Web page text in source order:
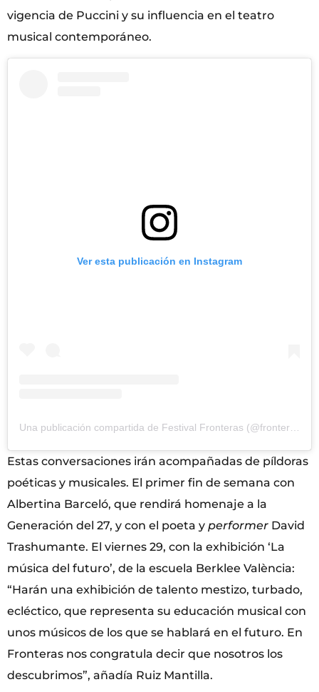
vigencia de Puccini y su influencia en el teatro
musical contemporáneo.
Ver esta publicación en Instagram
Una publicación compartida de Festival Fronteras (@fronterasfest)
Estas conversaciones irán acompañadas de píldoras
poéticas y musicales. El primer fin de semana con
Albertina Barceló, que rendirá homenaje a la
Generación del 27, y con el poeta y performer David
Trashumante. El viernes 29, con la exhibición ‘La
música del futuro’, de la escuela Berklee València:
“Harán una exhibición de talento mestizo, turbado,
ecléctico, que representa su educación musical con
unos músicos de los que se hablará en el futuro. En
Fronteras nos congratula decir que nosotros los
descubrimos”, añadía Ruiz Mantilla.